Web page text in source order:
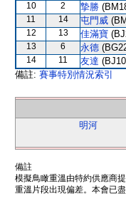
10 2 摯勝
11 14 屯門威
12 13 佳滿寶
13 6 永德
14 11 友達
備註: 賽事特別情況索引
明河
備註
模擬鳥瞰重溫由特約供應商
重溫片段出現偏差。本會已